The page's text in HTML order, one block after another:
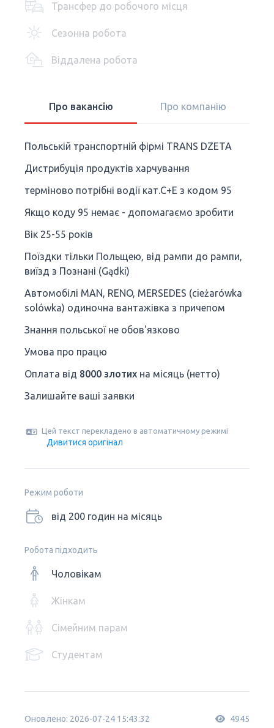
Трансфер до робочого місця
Сезонна робота
Віддалена робота
Про вакансію Про компанію
Польській транспортній фірмі TRANS DZETA
Дистрибуція продуктів харчування
терміново потрібні водії кат.С+E з кодом 95
Якщо коду 95 немає - допомагаємо зробити
Вік 25-55 років
Поїздки тільки Польщею, від рампи до рампи,
виїзд з Познані (Gądki)
Автомобілі MAN, RENO, MERSEDES (cieżarówka
solówka) одиночна вантажівка з причепом
Знання польської не обов'язково
Умова про працю
Оплата від 8000 злотих на місяць (нетто)
Залишайте ваші заявки
Цей текст перекладено в автоматичному режимі
Дивитися оригінал
Режим роботи
від 200 годин на місяць
Робота підходить
Чоловікам
Жінкам
Сімейним парам
Студентам
Оновлено: 2026-07-24 15:43:32 4945